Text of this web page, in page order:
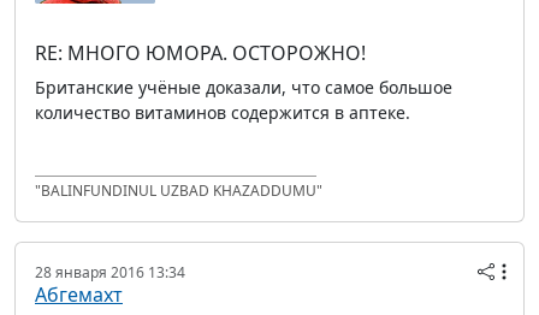
RE: МНОГО ЮМОРА. ОСТОРОЖНО!
Британские учёные доказали, что самое большое
количество витаминов содержится в аптеке.
"BALINFUNDINUL UZBAD KHAZADDUMU"
28 января 2016 13:34
Абгемахт